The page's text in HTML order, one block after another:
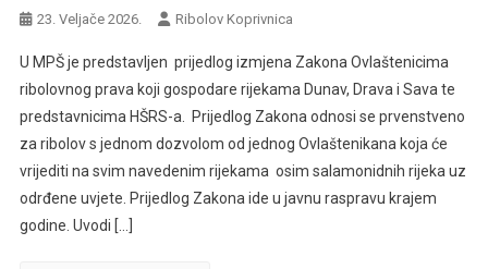
23. Veljače 2026. Ribolov Koprivnica
U MPŠ je predstavljen prijedlog izmjena Zakona Ovlaštenicima
ribolovnog prava koji gospodare rijekama Dunav, Drava i Sava te
predstavnicima HŠRS-a. Prijedlog Zakona odnosi se prvenstveno
za ribolov s jednom dozvolom od jednog Ovlaštenikana koja će
vrijediti na svim navedenim rijekama osim salamonidnih rijeka uz
odrđene uvjete. Prijedlog Zakona ide u javnu raspravu krajem
godine. Uvodi […]